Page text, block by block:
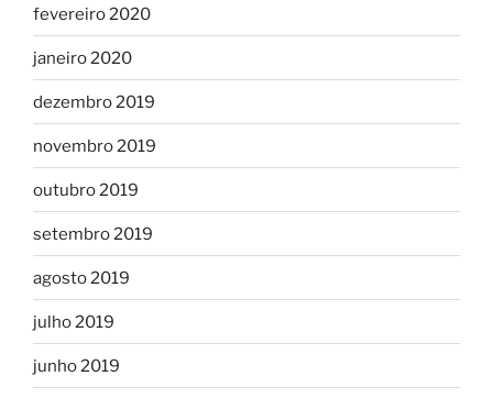
fevereiro 2020
janeiro 2020
dezembro 2019
novembro 2019
outubro 2019
setembro 2019
agosto 2019
julho 2019
junho 2019